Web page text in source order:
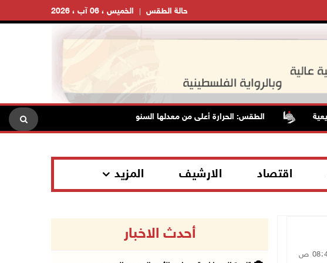
الخميس ، 06 آب ، 2026 حالة الطقس
الطقس: الحرارة أعلى من معدلها السنوي العام الاحتلال يقتحم
اقتصاد الارشيف المزيد
أحدث الاخبار